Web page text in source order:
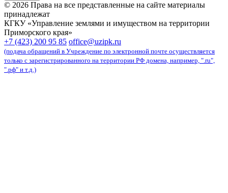
© 2026 Права на все представленные на сайте материалы
принадлежат
КГКУ «Управление землями и имуществом на территории
Приморского края»
+7 (423) 200 95 85 office@uzipk.ru
(подача обращений в Учреждение по электронной почте осуществляется
только с зарегистрированного на территории РФ домена, например, ".ru",
".рф" и т.д.)